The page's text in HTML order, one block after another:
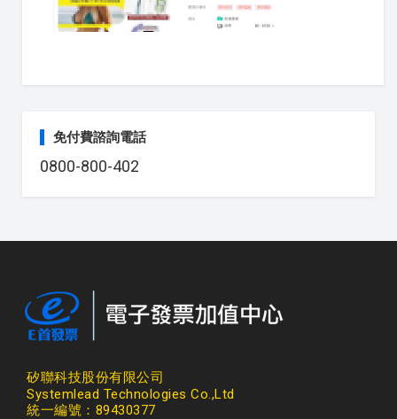
免付費諮詢電話
0800-800-402
矽聯科技股份有限公司
Systemlead Technologies Co.,Ltd
統一編號：89430377